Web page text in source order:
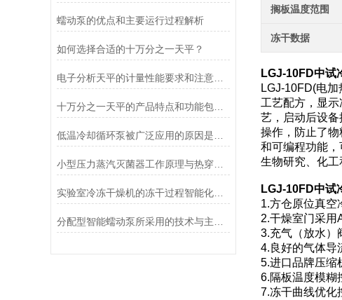
蠕动泵的优点和主要运行过程解析
如何选择合适的十万分之一天平？
电子分析天平的计量性能要求和注意事项说明
十万分之一天平的产品特点和功能包括哪些
小型压力蒸汽灭菌器工作原理与热穿透性分析
实验室冷冻干燥机的冻干过程智能化功能和基本操作流程
搁板温度范围
冻干数据
LGJ-10FD中试
LGJ-10FD(电
工艺配方，显
艺，启动后设
操作，防止了
和可编程功能
生物研究、化
LGJ-10FD中试
1.方仓原位真空
2.干燥室门采用
3.充气（放水）
4.良好的气体导
5.进口品牌压缩
6.隔板温度模糊
7.冻干曲线优化